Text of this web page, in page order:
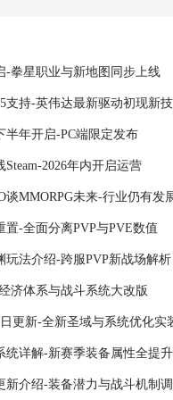
-拳星职业与新地图同步上线
支持-英伟达最新驱动初现新
半年开启-PC端限定发布
Steam-2026年内开启运营
谈MMORPG未来-行业仍有发
置-全面分离PVP与PVE数值
玩法介绍-跨服PVP新战场解析
济体系与战斗系统大改版
更新-全新圣域与系统优化实
统详解-新赛季装备属性全提升
新介绍-装备潜力与战斗机制